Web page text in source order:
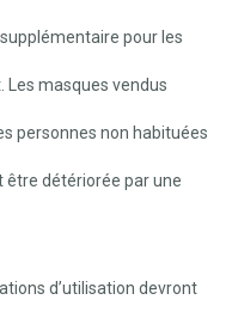
pour les
Les masques vendus
personnes non habituées
détériorée par une
d’utilisation devront